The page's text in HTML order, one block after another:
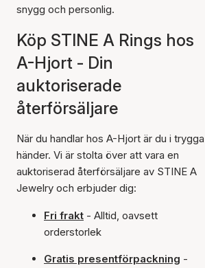
snygg och personlig.
Köp STINE A Rings hos
A-Hjort - Din
auktoriserade
återförsäljare
När du handlar hos A-Hjort är du i trygga
händer. Vi är stolta över att vara en
auktoriserad återförsäljare av STINE A
Jewelry och erbjuder dig:
Fri frakt - Alltid, oavsett
orderstorlek
Gratis presentförpackning -